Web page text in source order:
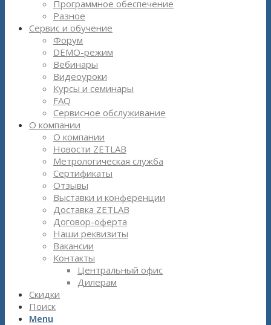
Программное обеспечение
Разное
Сервис и обучение
Форум
DEMO-режим
Вебинары
Видеоуроки
Курсы и семинары
FAQ
Сервисное обслуживание
О компании
О компании
Новости ZETLAB
Метрологическая служба
Сертификаты
Отзывы
Выставки и конференции
Доставка ZETLAB
Договор-оферта
Наши реквизиты
Вакансии
Контакты
Центральный офис
Дилерам
Скидки
Поиск
Menu